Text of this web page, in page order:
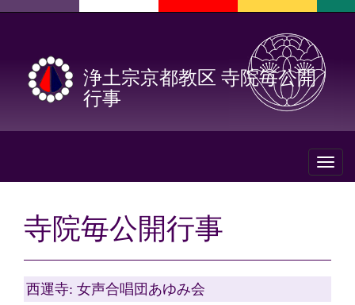
浄土宗京都教区 寺院毎公開
行事
Toggle
寺院毎公開行事
西運寺: 女声合唱団あゆみ会